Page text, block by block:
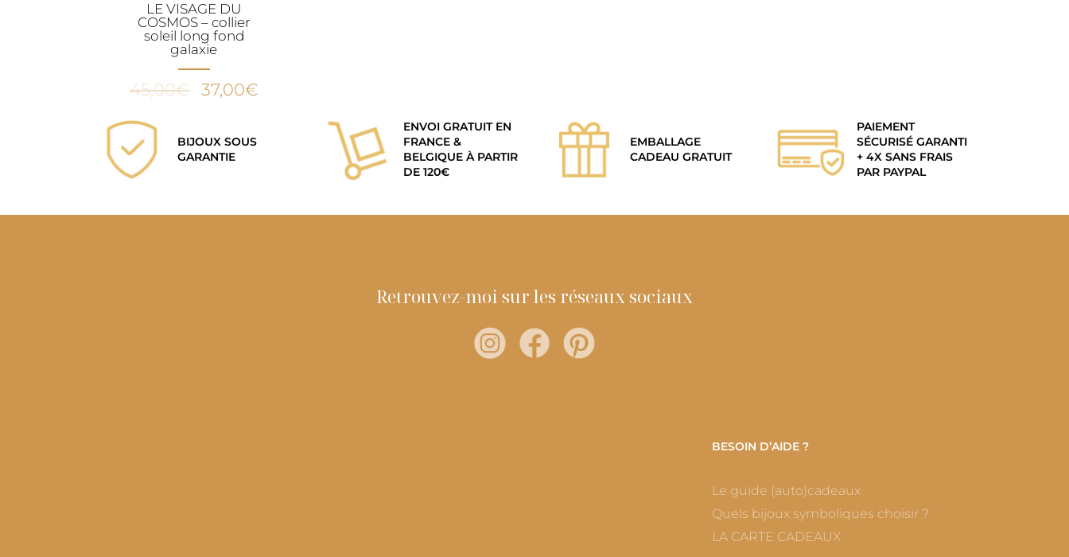
LE VISAGE DU
COSMOS – collier
soleil long fond
galaxie
45,00€
Le
était :
37,00€Le
BIJOUX SOUS
GARANTIE
ENVOI GRATUIT EN
FRANCE &
BELGIQUE À PARTIR
DE 120€
EMBALLAGE
CADEAU GRATUIT
PAIEMENT
SÉCURISÉ GARANTI
+ 4X SANS FRAIS
PAR PAYPAL
Retrouvez-moi sur les réseaux sociaux
BESOIN D’AIDE ?
Le guide (auto)cadeaux
Quels bijoux symboliques choisir ?
LA CARTE CADEAUX